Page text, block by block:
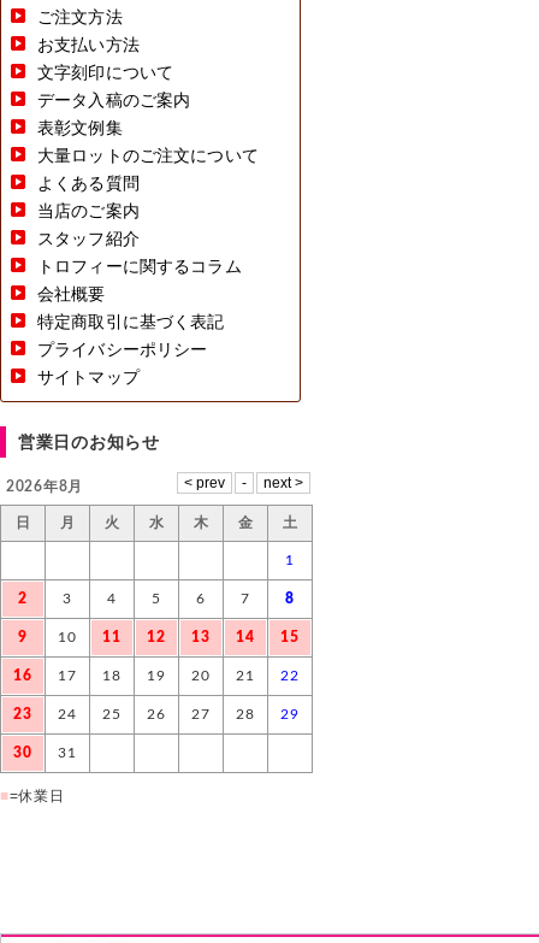
ご注文方法
お支払い方法
文字刻印について
データ入稿のご案内
表彰文例集
大量ロットのご注文について
よくある質問
当店のご案内
スタッフ紹介
トロフィーに関するコラム
会社概要
特定商取引に基づく表記
プライバシーポリシー
サイトマップ
営業日のお知らせ
2026年8月
日 月 火 水 木 金 土
1
2 3 4 5 6 7 8
9 10 11 12 13 14 15
16 17 18 19 20 21 22
23 24 25 26 27 28 29
30 31
■=休業日